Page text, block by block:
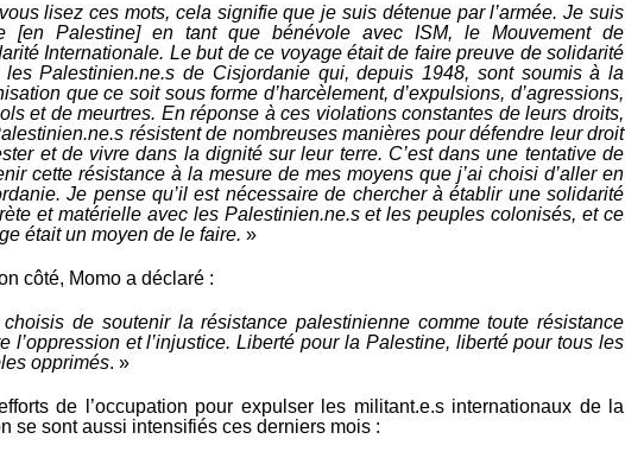
lisez ces mots, cela signifie que je suis détenue par l’armée. Je suis
[en Palestine] en tant que bénévole avec ISM, le Mouvement de
Internationale. Le but de ce voyage était de faire preuve de solidarité
les Palestinien.ne.s de Cisjordanie qui, depuis 1948, sont soumis à la
que ce soit sous forme d’harcèlement, d’expulsions, d’agressions,
et de meurtres. En réponse à ces violations constantes de leurs droits,
résistent de nombreuses manières pour défendre leur droit
et de vivre dans la dignité sur leur terre. C’est dans une tentative de
cette résistance à la mesure de mes moyens que j’ai choisi d’aller en
Je pense qu’il est nécessaire de chercher à établir une solidarité
et matérielle avec les Palestinien.ne.s et les peuples colonisés, et ce
était un moyen de le faire. »
côté, Momo a déclaré :
choisis de soutenir la résistance palestinienne comme toute résistance
l’oppression et l’injustice. Liberté pour la Palestine, liberté pour tous les
opprimés. »
de l’occupation pour expulser les militant.e.s internationaux de la
se sont aussi intensifiés ces derniers mois :